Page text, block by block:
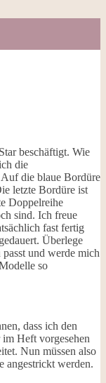
beschäftigt. Wie
die
Auf die blaue Bordüre
letzte Bordüre ist
Doppelreihe
sind. Ich freue
fast fertig
Überlege
und werde mich
so
dass ich den
Heft vorgesehen
Nun müssen also
angestrickt werden.